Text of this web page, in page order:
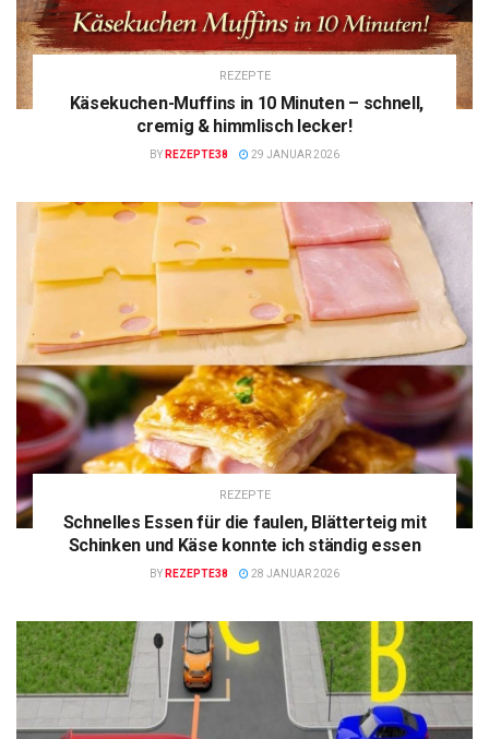
REZEPTE
Käsekuchen-Muffins in 10 Minuten – schnell,
cremig & himmlisch lecker!
BY REZEPTE38 29 JANUAR 2026
REZEPTE
Schnelles Essen für die faulen, Blätterteig mit
Schinken und Käse konnte ich ständig essen
BY REZEPTE38 28 JANUAR 2026